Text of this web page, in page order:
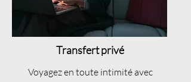
Transfert privé
Voyagez en toute intimité avec